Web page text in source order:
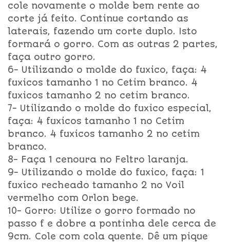
cole novamente o molde bem rente ao
corte já feito. Continue cortando as
laterais, fazendo um corte duplo. Isto
formará o gorro. Com as outras 2 partes,
faça outro gorro.
6- Utilizando o molde do fuxico, faça: 4
fuxicos tamanho 1 no Cetim branco. 4
fuxicos tamanho 2 no cetim branco.
7- Utilizando o molde do fuxico especial,
faça: 4 fuxicos tamanho 1 no Cetim
branco. 4 fuxicos tamanho 2 no cetim
branco.
8- Faça 1 cenoura no Feltro laranja.
9- Utilizando o molde do fuxico, faça: 1
fuxico recheado tamanho 2 no Voil
vermelho com Orlon bege.
10- Gorro: Utilize o gorro formado no
passo f e dobre a pontinha dele cerca de
9cm. Cole com cola quente. Dê um pique